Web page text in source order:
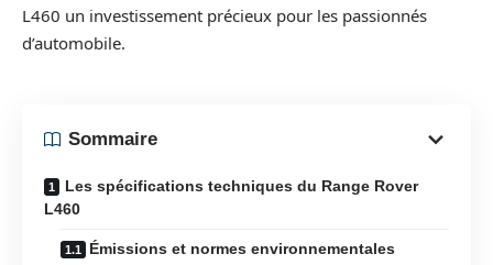
L460 un investissement précieux pour les passionnés
d’automobile.
Sommaire
Les spécifications techniques du Range Rover
L460
Émissions et normes environnementales